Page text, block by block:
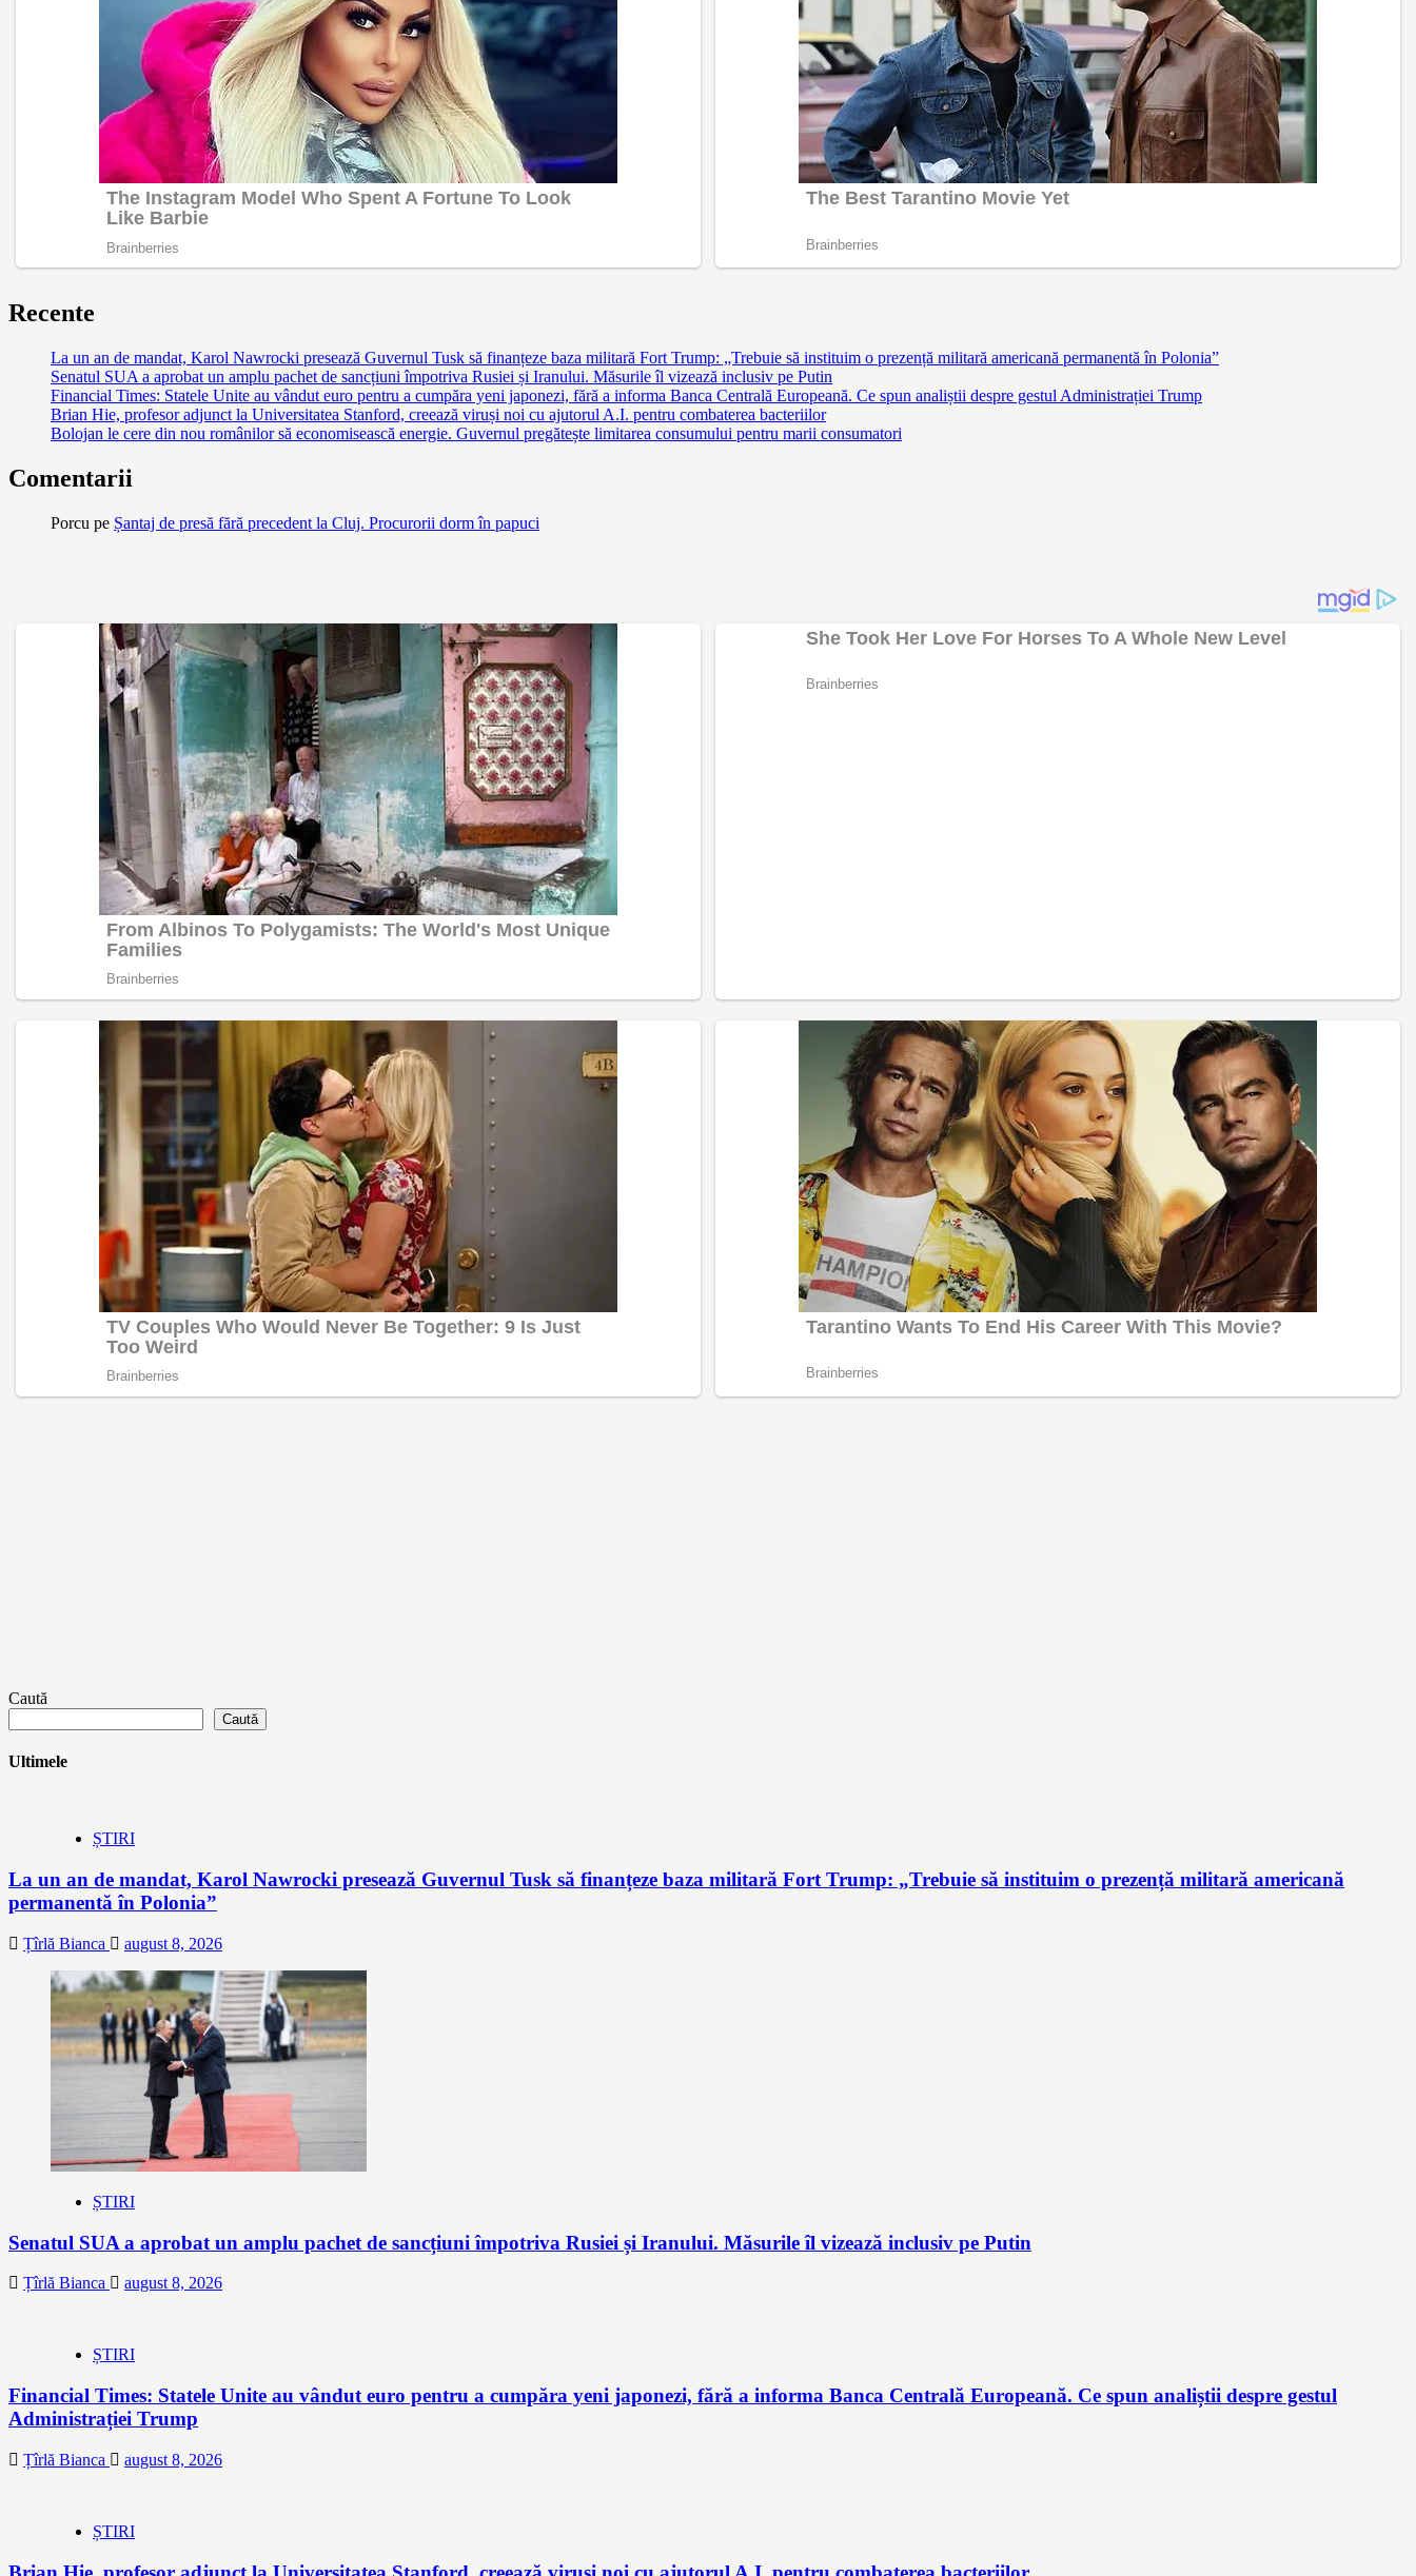
Recente
La un an de mandat, Karol Nawrocki presează Guvernul Tusk să finanțeze baza militară Fort Trump: „Trebuie să instituim o prezență militară americană permanentă în Polonia”
Senatul SUA a aprobat un amplu pachet de sancțiuni împotriva Rusiei și Iranului. Măsurile îl vizează inclusiv pe Putin
Financial Times: Statele Unite au vândut euro pentru a cumpăra yeni japonezi, fără a informa Banca Centrală Europeană. Ce spun analiștii despre gestul Administrației Trump
Brian Hie, profesor adjunct la Universitatea Stanford, creează viruși noi cu ajutorul A.I. pentru combaterea bacteriilor
Bolojan le cere din nou românilor să economisească energie. Guvernul pregătește limitarea consumului pentru marii consumatori
Comentarii
Porcu pe Șantaj de presă fără precedent la Cluj. Procurorii dorm în papuci
Caută
Caută
Ultimele
ȘTIRI
La un an de mandat, Karol Nawrocki presează Guvernul Tusk să finanțeze baza militară Fort Trump: „Trebuie să instituim o prezență militară americană
permanentă în Polonia”
Țîrlă Bianca august 8, 2026
ȘTIRI
Senatul SUA a aprobat un amplu pachet de sancțiuni împotriva Rusiei și Iranului. Măsurile îl vizează inclusiv pe Putin
Țîrlă Bianca august 8, 2026
ȘTIRI
Financial Times: Statele Unite au vândut euro pentru a cumpăra yeni japonezi, fără a informa Banca Centrală Europeană. Ce spun analiștii despre gestul
Administrației Trump
Țîrlă Bianca august 8, 2026
ȘTIRI